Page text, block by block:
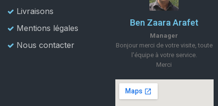
Livraisons
Mentions légales
Nous contacter
Ben Zaara Arafet
Manager
Bonjour merci de votre visite, toute
l'équipe à votre service.
Merci